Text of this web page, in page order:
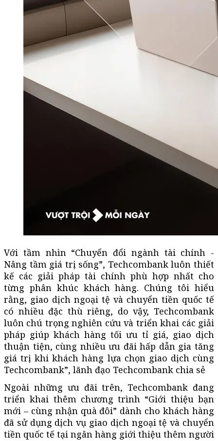
Với tầm nhìn “Chuyển đổi ngành tài chính -
Nâng tầm giá trị sống”, Techcombank luôn thiết
kế các giải pháp tài chính phù hợp nhất cho
từng phân khúc khách hàng. Chúng tôi hiểu
rằng, giao dịch ngoại tệ và chuyển tiền quốc tế
có nhiều đặc thù riêng, do vậy, Techcombank
luôn chú trọng nghiên cứu và triển khai các giải
pháp giúp khách hàng tối ưu tỉ giá, giao dịch
thuận tiện, cùng nhiều ưu đãi hấp dẫn gia tăng
giá trị khi khách hàng lựa chọn giao dịch cùng
Techcombank”, lãnh đạo Techcombank chia sẻ
Ngoài những ưu đãi trên, Techcombank đang
triển khai thêm chương trình “Giới thiệu bạn
mới – cùng nhận quà đôi” dành cho khách hàng
đã sử dụng dịch vụ giao dịch ngoại tệ và chuyển
tiền quốc tế tại ngân hàng giới thiệu thêm người